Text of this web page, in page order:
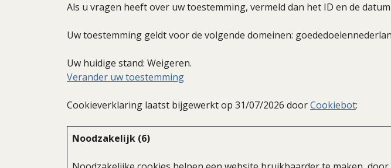
Als u vragen heeft over uw toestemming, vermeld dan het ID en de
Uw toestemming geldt voor de volgende domeinen:
Uw huidige stand: Weigeren.
Verander uw toestemming
Cookieverklaring laatst bijgewerkt op 31/07/2026 doorCookiebot:
Noodzakelijk (6)